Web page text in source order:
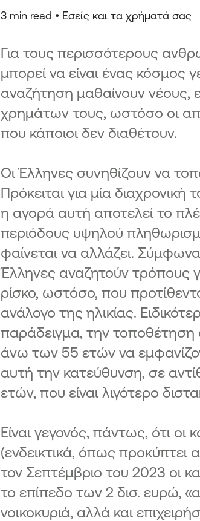
3 min read • Εσείς και τα χρήματά σας
Για τους περισσότερους
μπορεί να είναι ένας
αναζήτηση μαθαίνουν νέους,
χρημάτων τους, ωστόσο οι
που κάποιοι δεν διαθέτουν.
Οι Έλληνες συνηθίζουν να
Πρόκειται για μία
η αγορά αυτή αποτελεί το
περιόδους υψηλού
φαίνεται να αλλάζει.
Έλληνες αναζητούν τρόπους
ρίσκο, ωστόσο, που
ανάλογο της ηλικίας.
παράδειγμα, την τοποθέτηση
άνω των 55 ετών να
αυτή την κατεύθυνση, σε
ετών, που είναι λιγότερο
Είναι γεγονός, πάντως, ότι οι
(ενδεικτικά, όπως προκύπτει
τον Σεπτέμβριο του 2023 οι
το επίπεδο των 2 δισ. ευρώ,
νοικοκυριά, αλλά και